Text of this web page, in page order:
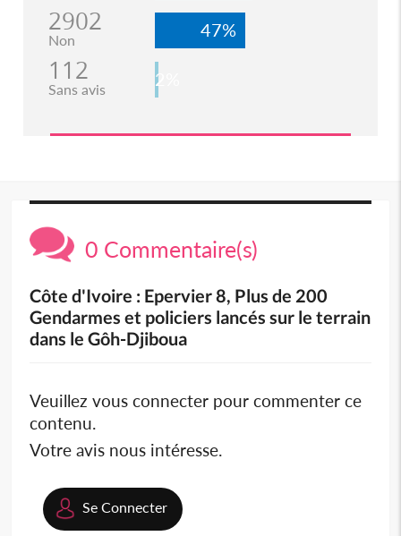
2902
Non 47%
112
Sans avis 2%
0 Commentaire(s)
Côte d'Ivoire : Epervier 8, Plus de 200
Gendarmes et policiers lancés sur le terrain
dans le Gôh-Djiboua
Veuillez vous connecter pour commenter ce
contenu.
Votre avis nous intéresse.
Se Connecter